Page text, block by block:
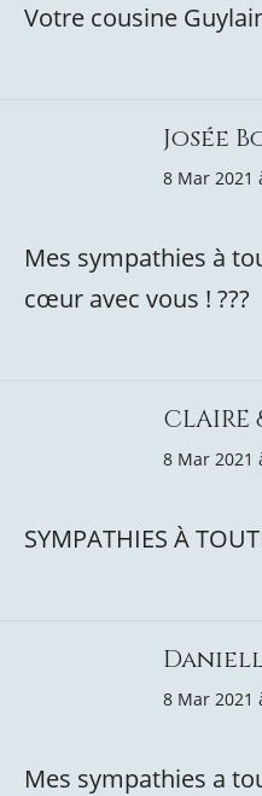
Votre cousine
Josée
8 Mar 2021
Mes sympathies à
cœur avec vous ! ???
8 Mar 2021
SYMPATHIES À
8 Mar 2021
Mes sympathies a